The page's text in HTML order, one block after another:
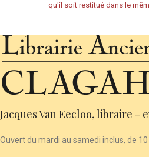
qu'il soit restitué dans le
Jacques Van Eecloo, libraire -
Ouvert du mardi au samedi inclus, de 10